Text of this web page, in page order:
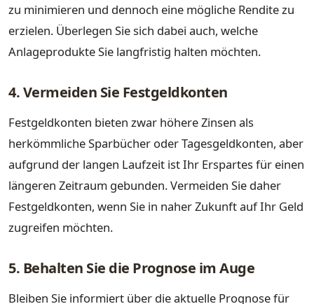
zu minimieren und dennoch eine mögliche Rendite zu
erzielen. Überlegen Sie sich dabei auch, welche
Anlageprodukte Sie langfristig halten möchten.
4. Vermeiden Sie Festgeldkonten
Festgeldkonten bieten zwar höhere Zinsen als
herkömmliche Sparbücher oder Tagesgeldkonten, aber
aufgrund der langen Laufzeit ist Ihr Erspartes für einen
längeren Zeitraum gebunden. Vermeiden Sie daher
Festgeldkonten, wenn Sie in naher Zukunft auf Ihr Geld
zugreifen möchten.
5. Behalten Sie die Prognose im Auge
Bleiben Sie informiert über die aktuelle Prognose für